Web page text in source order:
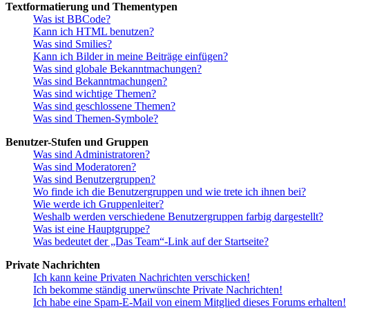
Textformatierung und Thementypen
Was ist BBCode?
Kann ich HTML benutzen?
Was sind Smilies?
Kann ich Bilder in meine Beiträge einfügen?
Was sind globale Bekanntmachungen?
Was sind Bekanntmachungen?
Was sind wichtige Themen?
Was sind geschlossene Themen?
Was sind Themen-Symbole?
Benutzer-Stufen und Gruppen
Was sind Administratoren?
Was sind Moderatoren?
Was sind Benutzergruppen?
Wo finde ich die Benutzergruppen und wie trete ich ihnen bei?
Wie werde ich Gruppenleiter?
Weshalb werden verschiedene Benutzergruppen farbig dargestellt?
Was ist eine Hauptgruppe?
Was bedeutet der „Das Team“-Link auf der Startseite?
Private Nachrichten
Ich kann keine Privaten Nachrichten verschicken!
Ich bekomme ständig unerwünschte Private Nachrichten!
Ich habe eine Spam-E-Mail von einem Mitglied dieses Forums erhalten!